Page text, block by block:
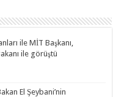
ile MİT Başkanı,
ile görüştü
El Şeybani’nin